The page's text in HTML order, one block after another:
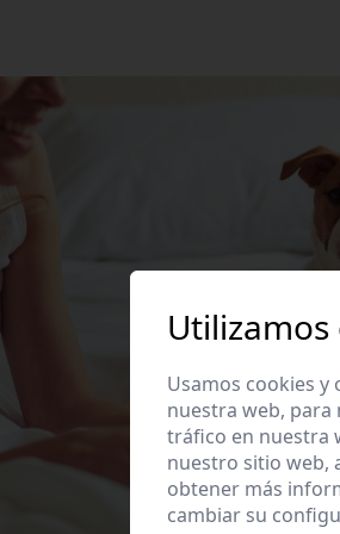
Utilizamos
Usamos cookies
nuestra web, para
tráfico en nuestra
nuestro sitio web,
obtener más
cambiar su